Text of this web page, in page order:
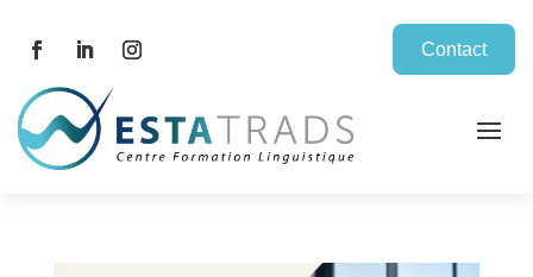
Contact